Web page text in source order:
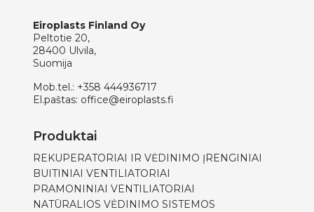
Eiroplasts Finland Oy
Peltotie 20,
28400 Ulvila,
Suomija
Mob.tel.: +358 444936717
El.paštas: office@eiroplasts.fi
Produktai
REKUPERATORIAI IR VĖDINIMO ĮRENGINIAI
BUITINIAI VENTILIATORIAI
PRAMONINIAI VENTILIATORIAI
NATŪRALIOS VĖDINIMO SISTEMOS